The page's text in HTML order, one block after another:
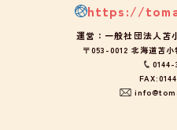
https://
運営：一般社団法人苫
〒053-0012 北海道苫